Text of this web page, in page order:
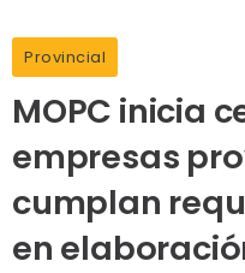
Provincial
MOPC inicia
empresas
cumplan
en